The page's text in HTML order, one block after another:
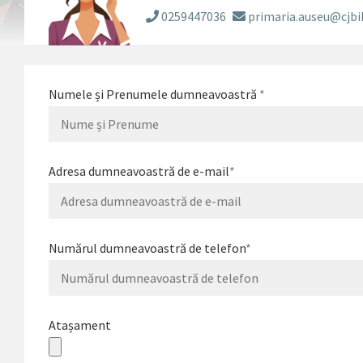
0259447036
Numele și Prenumele dumneavoastră *
Adresa dumneavoastră de e-mail*
Numărul dumneavoastră de telefon*
Atașament